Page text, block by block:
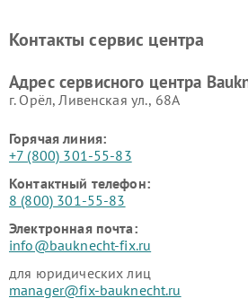
Контакты сервис центра
Адрес сервисного центра
г. Орёл, Ливенская ул., 68А
Горячая линия:
+7 (800) 301-55-83
Контактный телефон:
8 (800) 301-55-83
Электронная почта:
info@bauknecht-fix.ru
для юридических лиц
manager@fix-bauknecht.ru